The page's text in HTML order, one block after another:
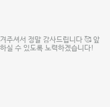
주셔서 정말 감사드립니다 🥰 앞
실 수 있도록 노력하겠습니다!